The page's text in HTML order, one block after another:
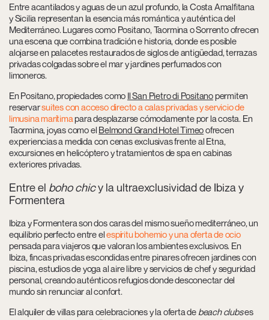
Entre acantilados y aguas de un azul profundo, la Costa Amalfitana
y Sicilia representan la esencia más romántica y auténtica del
Mediterráneo. Lugares como Positano, Taormina o Sorrento ofrecen
una escena que combina tradición e historia, donde es posible
alojarse en palacetes restaurados de siglos de antigüedad, terrazas
privadas colgadas sobre el mar y jardines perfumados con
limoneros.
En Positano, propiedades como Il San Pietro di Positanopermiten
reservarsuites con acceso directo a calas privadas y servicio de
limusina marítimapara desplazarse cómodamente por la costa. En
Taormina, joyas como el Belmond Grand Hotel Timeoofrecen
experiencias a medida con cenas exclusivas frente al Etna,
excursiones en helicóptero y tratamientos de spa en cabinas
exteriores privadas.
Entre el boho chicy la ultraexclusividad de Ibiza y
Formentera
Ibiza y Formentera son dos caras del mismo sueño mediterráneo, un
equilibrio perfecto entre elespíritu bohemio y una oferta de ocio
pensada para viajeros que valoran los ambientes exclusivos. En
Ibiza, fincas privadas escondidas entre pinares ofrecen jardines con
piscina, estudios de yoga al aire libre y servicios de chef y seguridad
personal, creando auténticos refugios donde desconectar del
mundo sin renunciar al confort.
El alquiler de villas para celebraciones yla oferta de beach clubses